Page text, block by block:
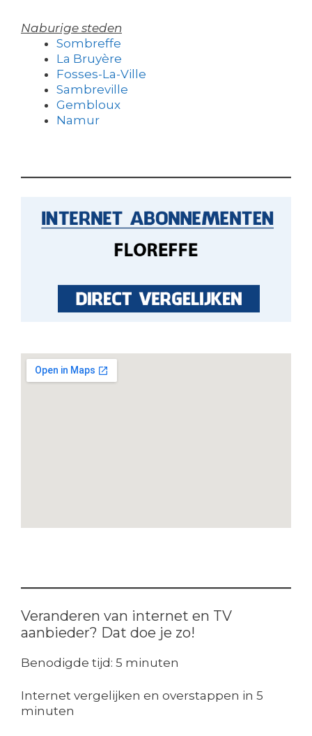
Naburige steden
Sombreffe
La Bruyère
Fosses-La-Ville
Sambreville
Gembloux
Namur
Veranderen van internet en TV
aanbieder? Dat doe je zo!
Benodigde tijd: 5 minuten
Internet vergelijken en overstappen in 5
minuten